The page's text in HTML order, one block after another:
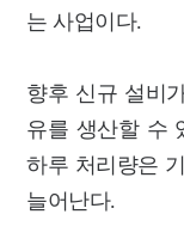
는 사업이다.
향후 신규 설비
유를 생산할 수
하루 처리량은
늘어난다.